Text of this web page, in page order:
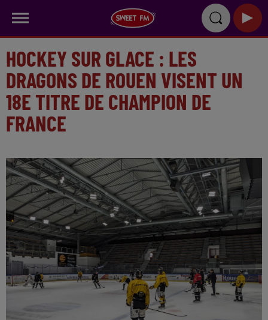
HOCKEY SUR GLACE : LES
DRAGONS DE ROUEN VISENT UN
18E TITRE DE CHAMPION DE
FRANCE